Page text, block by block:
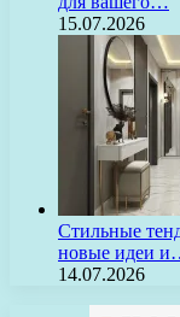
15.07.2026
Стильные
новые идеи
14.07.2026